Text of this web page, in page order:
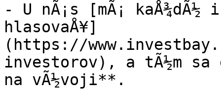
- U nÃ¡s [mÃ¡ kaÅ¾dÃ½
hlasovaÅ¥]
(https://
investorov), a tÃ½m sa
na vÃ½voji**.